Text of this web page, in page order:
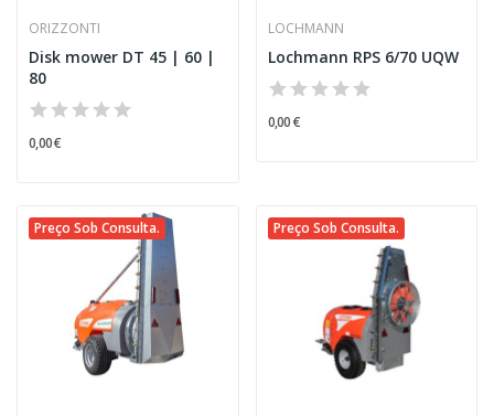
ORIZZONTI
Disk mower DT 45 | 60 |
80
0,00 €
LOCHMANN
Lochmann RPS 6/70 UQW
0,00 €
Preço Sob Consulta. Preço Sob Consulta.